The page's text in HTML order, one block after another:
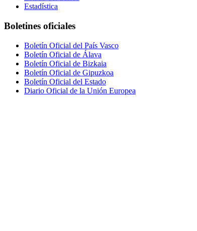
Estadística
Boletines oficiales
Boletín Oficial del País Vasco
Boletín Oficial de Álava
Boletín Oficial de Bizkaia
Boletín Oficial de Gipuzkoa
Boletín Oficial del Estado
Diario Oficial de la Unión Europea